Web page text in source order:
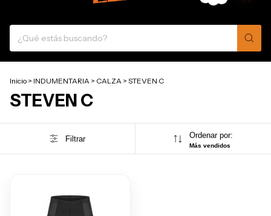
Inicio > INDUMENTARIA > CALZA > STEVEN C
STEVEN C
Filtrar Ordenar por:
Más vendidos